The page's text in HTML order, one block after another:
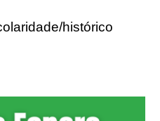
histórico